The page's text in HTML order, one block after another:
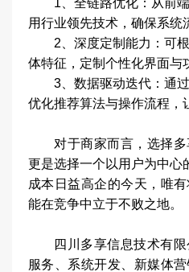
1、全链路优化：从前
用行业领先技术，确保系统
2、深度定制能力：可
体特征，定制个性化界面与
3、数据驱动迭代：通
优化推荐算法与操作流程，
对于商家而言，选择
更是选择一个以用户为中心
成本日益高企的今天，唯
能在竞争中立于不败之地。
四川多享信息技术有
服务、系统开发、新媒体